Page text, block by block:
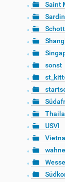
Saint
sonst
USVI